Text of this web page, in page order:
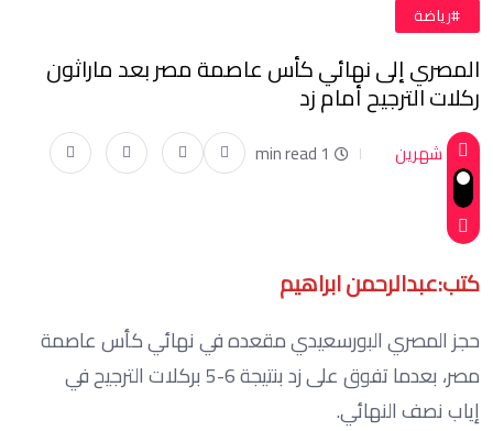
#رياضة
المصري إلى نهائي كأس عاصمة مصر بعد ماراثون
ركلات الترجيح أمام زد
شهرين 1 min read
كتب:عبدالرحمن ابراهيم
حجز المصري البورسعيدي مقعده في نهائي كأس عاصمة
مصر، بعدما تفوق على زد بنتيجة 6-5 بركلات الترجيح في
إياب نصف النهائي.